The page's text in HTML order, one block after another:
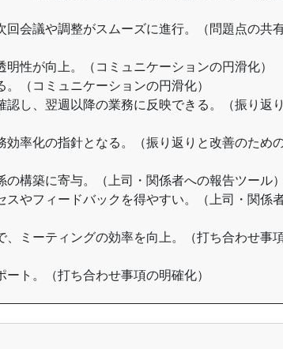
会議や調整がスムーズに進行。（問題点の共
性が向上。（コミュニケーションの円滑化）
（コミュニケーションの円滑化）
し、翌週以降の業務に反映できる。（振り返
率化の指針となる。（振り返りと改善のため
の構築に寄与。（上司・関係者への報告ツール
やフィードバックを得やすい。（上司・関係
ミーティングの効率を向上。（打ち合わせ事
ト。（打ち合わせ事項の明確化）